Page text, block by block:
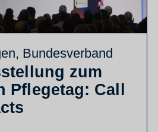
, Bundesverband
zum
Pflegetag: Call